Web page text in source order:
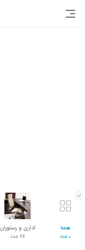
همه
0 عدد
اداری و رستوران
86 عدد